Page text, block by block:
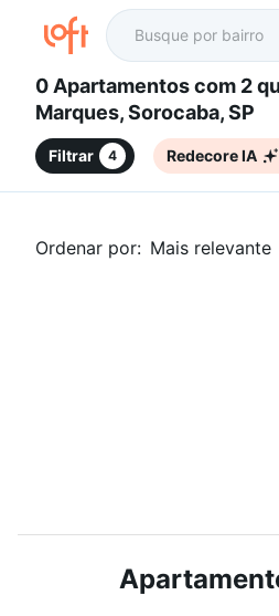
0 Apartamentos com 2 quartos à venda em
Marques, Sorocaba, SP
Filtrar 4 Redecore IA
Ordenar por: Mais relevante